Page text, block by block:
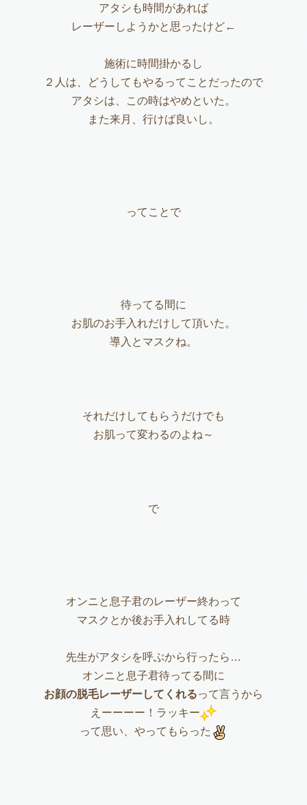
アタシも時間があれば
レーザーしようかと思ったけど←
施術に時間掛かるし
２人は、どうしてもやるってことだったので
アタシは、この時はやめといた。
また来月、行けば良いし。
ってことで
待ってる間に
お肌のお手入れだけして頂いた。
導入とマスクね。
それだけしてもらうだけでも
お肌って変わるのよね～
で
オンニと息子君のレーザー終わって
マスクとか後お手入れしてる時
先生がアタシを呼ぶから行ったら…
オンニと息子君待ってる間に
お顔の脱毛レーザーしてくれるって言うから
えーーーー！ラッキー
って思い、やってもらった